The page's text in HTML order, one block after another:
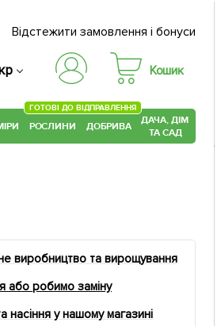
Відстежити замовлення і бонуси
Кошик
РОСЛИНИ
ГОТОВІ ДО ВІДПРАВЛЕННЯ
ДОБРИВА
ДАЧА, ДІМ
ТА САД
виробництво та вирощування
або робимо заміну
насіння у нашому магазині